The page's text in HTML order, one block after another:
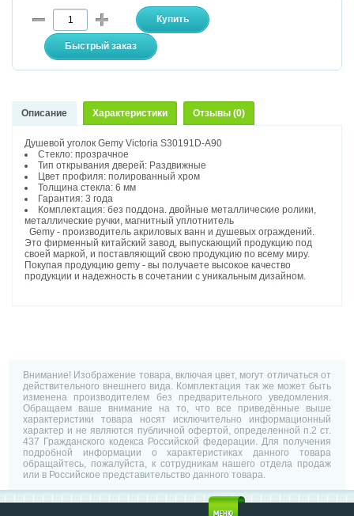
Описание Характеристики Отзывы (0)
Душевой уголок Gemy Victoria S30191D-A90
Стекло: прозрачное
Тип открывания дверей: Раздвижные
Цвет профиля: полированный хром
Толщина стекла: 6 мм
Гарантия: 3 года
Комплектация: без поддона. двойные металлические ролики,
металлические ручки, магнитный уплотнитель
Gemy - производитель акриловых ванн и душевых ограждений.
Это фирменный китайский завод, выпускающий продукцию под
своей маркой, и поставляющий свою продукцию по всему миру.
Покупая продукцию gemy - вы получаете высокое качество
продукции и надежность в сочетании с уникальным дизайном.
Внимание! Изображение товара, включая цвет, могут отличаться от
действительного внешнего вида. Комплектация так же может быть
изменена производителем без предварительного уведомления.
Обращаем ваше внимание на то, что все приведённые выше
характеристики товара носят исключительно информационный
характер и не являются публичной офертой, определенной п.2 ст.
437 Гражданского кодекса Российской федерации. Для получения
подробной информации о характеристиках данного товара
обращайтесь, пожалуйста, к сотрудникам нашего отдела продаж
или в Российское представительство данного товара.